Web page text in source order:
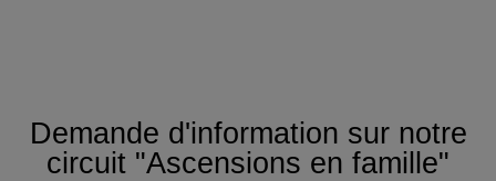
Demande d'information sur notre
circuit "Ascensions en famille"